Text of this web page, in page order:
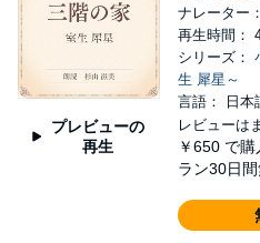
プレビューの
再生
ナレーター：
再生時間：
シリーズ：
生 犀星～
言語： 日本
レビューは
￥650 で購
ラン30日